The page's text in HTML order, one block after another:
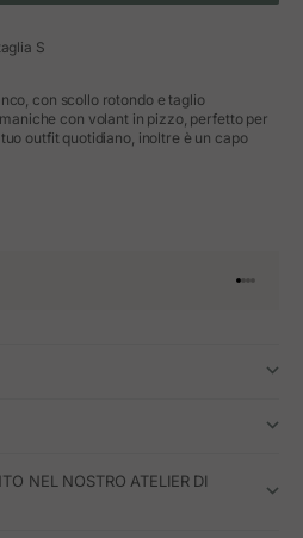
S
con scollo rotondo e taglio
con volant in pizzo, perfetto per
outfit quotidiano, inoltre è un capo
Vai
Vai
Vai
Vai
NEL NOSTRO ATELIER DI